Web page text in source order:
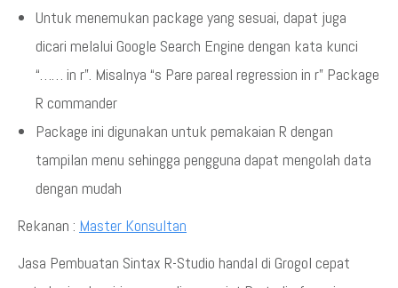
Untuk menemukan package yang sesuai, dapat juga
dicari melalui Google Search Engine dengan kata kunci
“…… in r”. Misalnya “s Pare pareal regression in r” Package
R commander
Package ini digunakan untuk pemakaian R dengan
tampilan menu sehingga pengguna dapat mengolah data
dengan mudah
Rekanan : Master Konsultan
Jasa Pembuatan Sintax R-Studio handal di Grogol cepat